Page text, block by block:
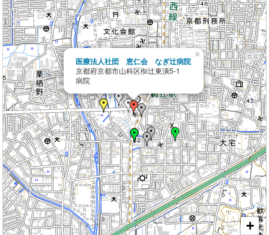
医療法人社団 恵仁会 なぎ辻病院
京都府京都市山科区椥辻東潰5-1
病院
×
+